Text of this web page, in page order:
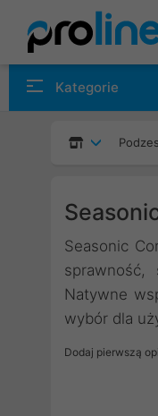
Kategorie
Seasonic
sprawność,
Natywne
wybór dla
Dodaj pierwszą